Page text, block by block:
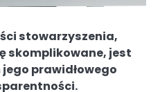
stowarzyszenia,
skomplikowane, jest
prawidłowego